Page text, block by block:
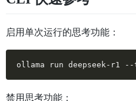
启用单次运行的思考功能：
ollama run deepseek-r1
禁用思考功能：